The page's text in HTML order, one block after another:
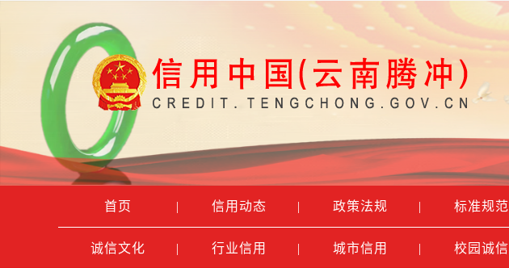
首页 | 信用动态 | 政策法规 | 标准规范
诚信文化 | 行业信用 | 城市信用 | 校园诚信